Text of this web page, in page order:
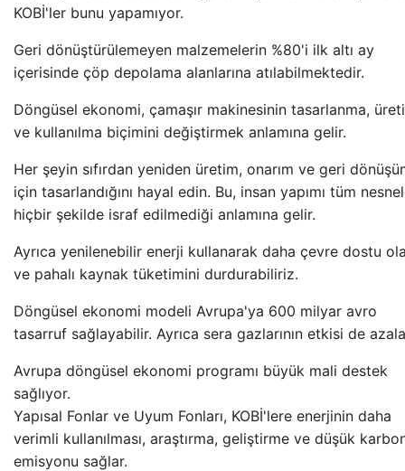
KOBİ'ler bunu yapamıyor.
Geri dönüştürülemeyen malzemelerin %80'i ilk altı ay
içerisinde çöp depolama alanlarına atılabilmektedir.
Döngüsel ekonomi, çamaşır makinesinin tasarlanma,
ve kullanılma biçimini değiştirmek anlamına gelir.
Her şeyin sıfırdan yeniden üretim, onarım ve geri
için tasarlandığını hayal edin. Bu, insan yapımı tüm
hiçbir şekilde israf edilmediği anlamına gelir.
Ayrıca yenilenebilir enerji kullanarak daha çevre dostu
ve pahalı kaynak tüketimini durdurabiliriz.
Döngüsel ekonomi modeli Avrupa'ya 600 milyar avro
tasarruf sağlayabilir. Ayrıca sera gazlarının etkisi de
Avrupa döngüsel ekonomi programı büyük mali destek
sağlıyor.
Yapısal Fonlar ve Uyum Fonları, KOBİ'lere enerjinin daha
verimli kullanılması, araştırma, geliştirme ve düşük
emisyonu sağlar.